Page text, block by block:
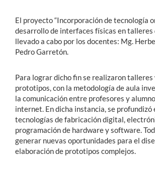
El proyecto “Incorporación de tecnología
desarrollo de interfaces físicas en talleres
llevado a cabo por los docentes: Mg.
Pedro Garretón.
Para lograr dicho fin se realizaron
prototipos, con la metodología de aula
la comunicación entre profesores y
internet. En dicha instancia, se profundizó
tecnologías de fabricación digital,
programación de hardware y software.
generar nuevas oportunidades para el
elaboración de prototipos complejos.